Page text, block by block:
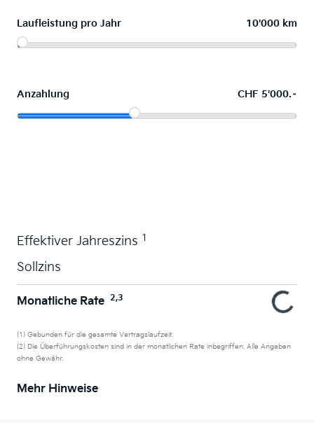
Laufleistung pro Jahr 10'000 km
Anzahlung CHF 5'000.–
Effektiver Jahreszins 1
Sollzins
Monatliche Rate 2,3
(1) Gebunden für die gesamte Vertragslaufzeit.
(2) Die Überführungskosten sind in der monatlichen Rate inbegriffen. Alle Angaben
ohne Gewähr.
Mehr Hinweise